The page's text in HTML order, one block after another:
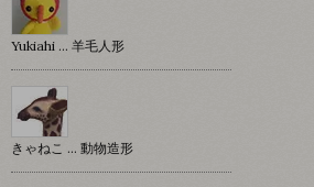
Yukiahi … 羊毛人形
きゃねこ … 動物造形